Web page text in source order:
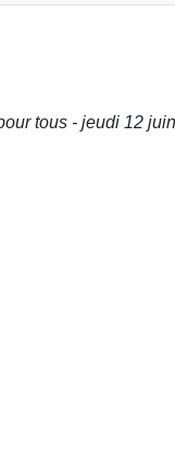
tous - jeudi 12